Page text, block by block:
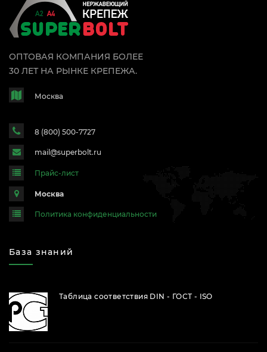
ОПТОВАЯ КОМПАНИЯ БОЛЕЕ
30 ЛЕТ НА РЫНКЕ КРЕПЕЖА.
Москва
8 (800) 500-7727
mail@superbolt.ru
Прайс-лист
Москва
Политика конфиденциальности
База знаний
Таблица соответствия DIN - ГОСТ - ISO